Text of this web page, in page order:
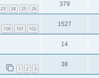
23 24 25 26
379
100 101 102
1527
14
1 2 3
38